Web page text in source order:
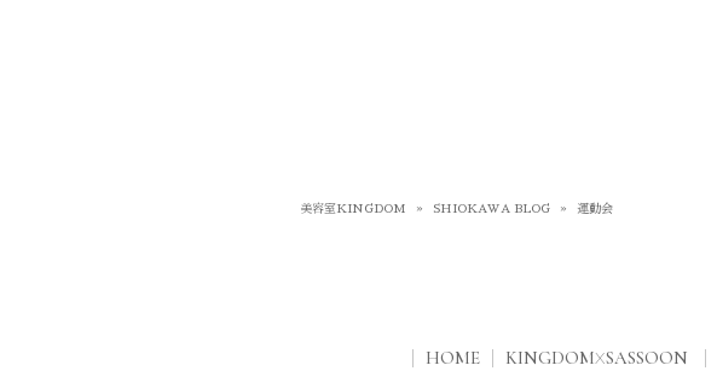
美容室KINGDOM » SHIOKAWA BLOG » 運動会
HOME KINGDOMXSASSOON